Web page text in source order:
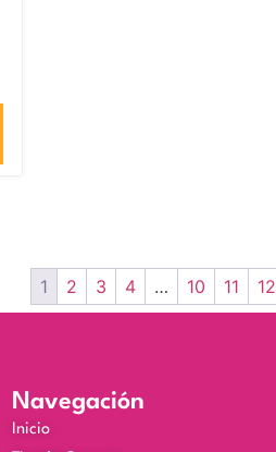
1 2 3 4 … 10 11 12
Navegación
Inicio